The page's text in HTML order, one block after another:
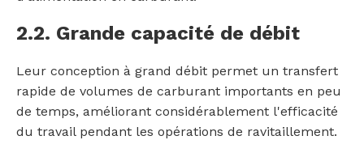
2.2. Grande capacité de débit
Leur conception à grand débit permet un transfert
rapide de volumes de carburant importants en peu
de temps, améliorant considérablement l'efficacité
du travail pendant les opérations de ravitaillement.